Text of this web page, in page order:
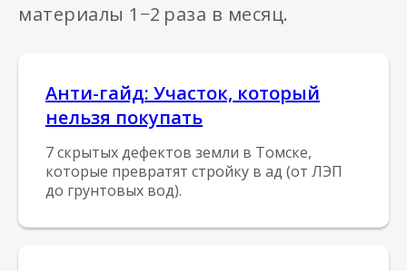
материалы 1−2 раза в месяц.
Анти-гайд: Участок, который
нельзя покупать
7 скрытых дефектов земли в Томске,
которые превратят стройку в ад (от ЛЭП
до грунтовых вод).